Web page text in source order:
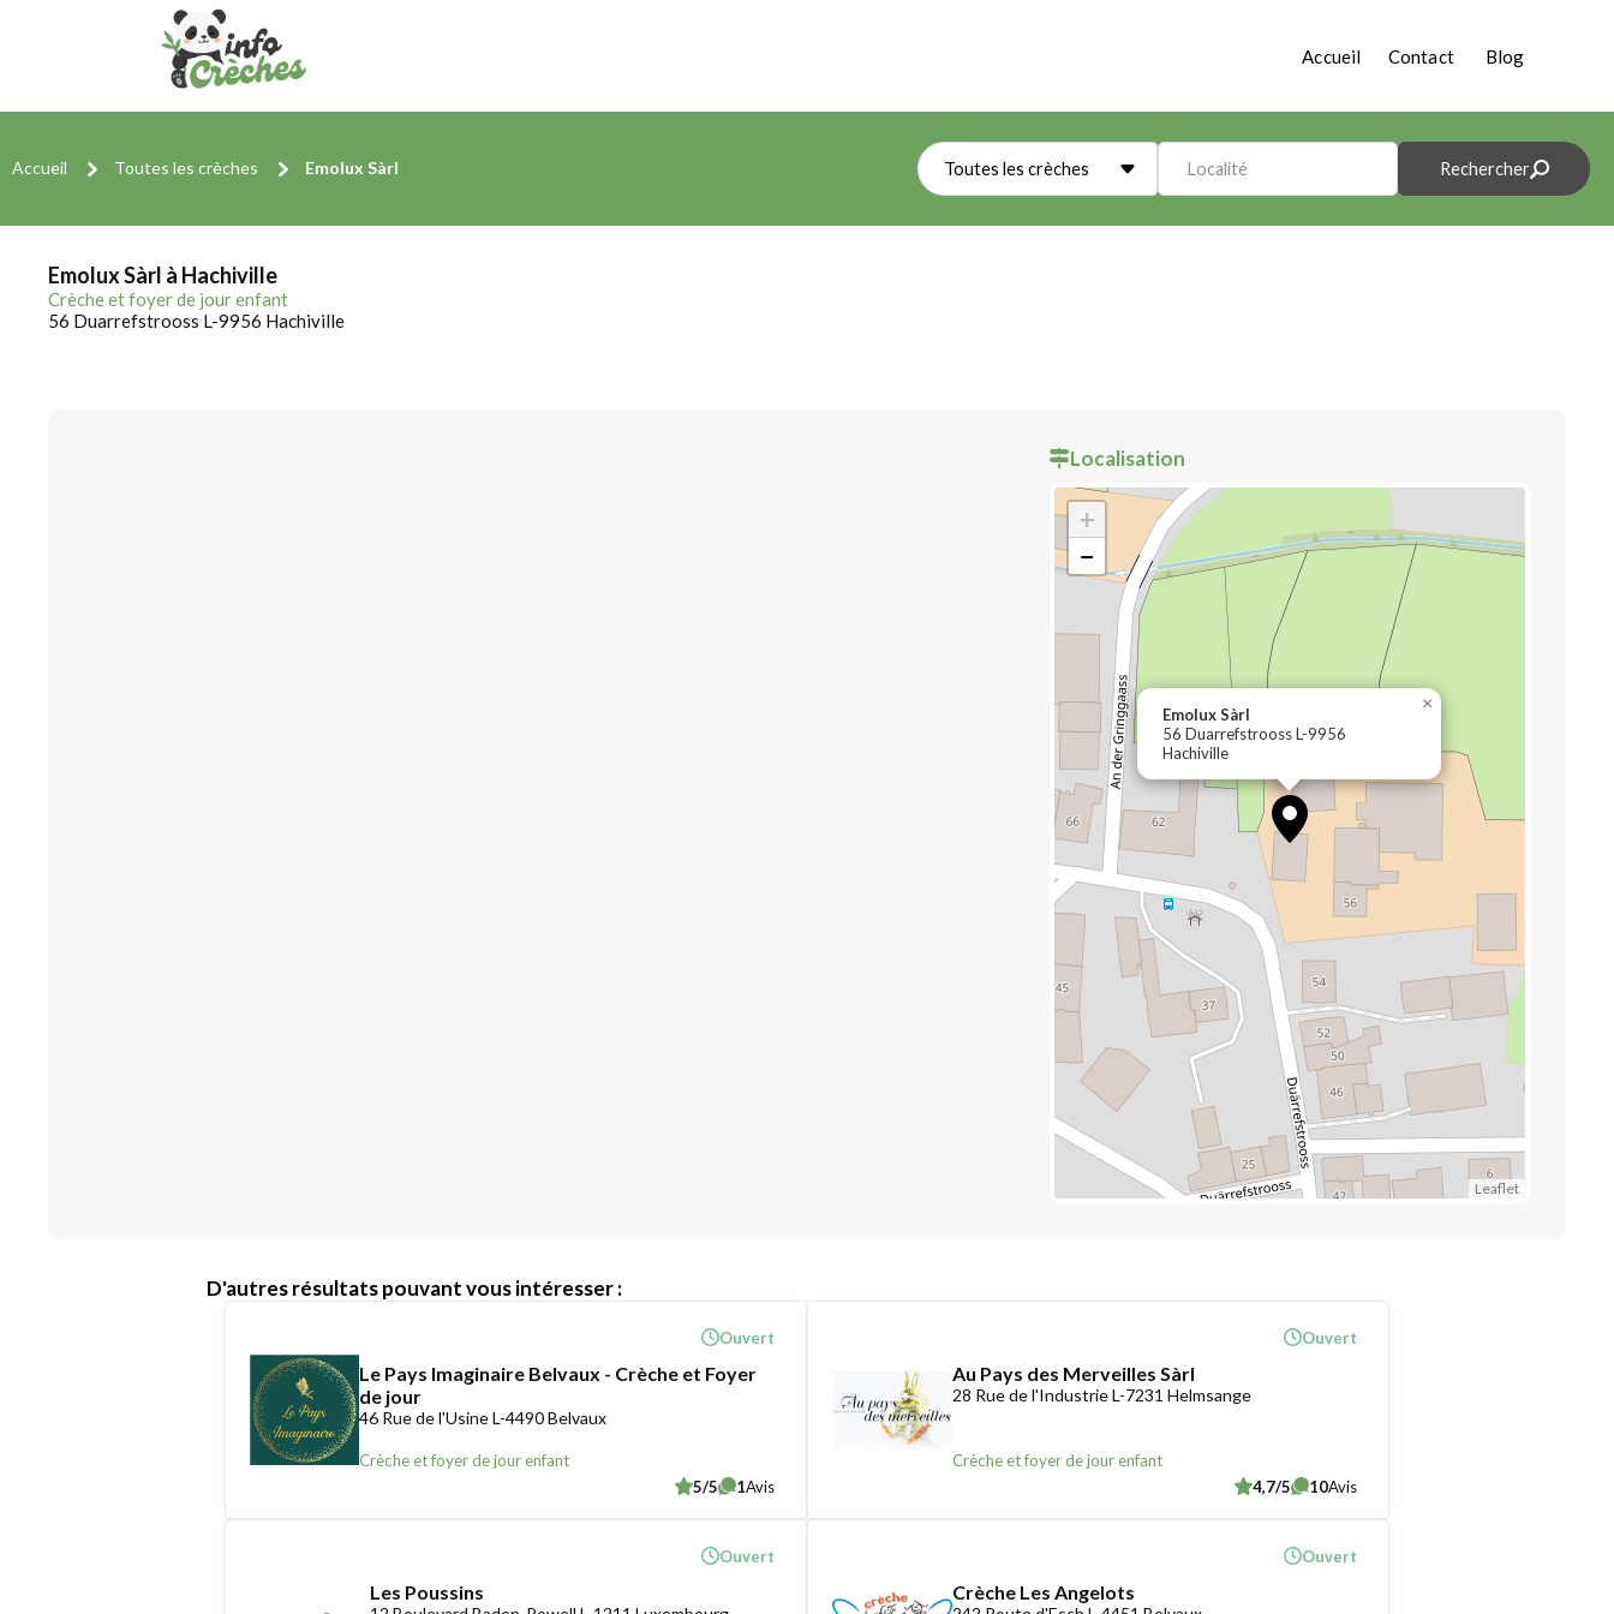
Accueil Contact Blog
Accueil Toutes les crèches Emolux Sàrl Toutes les crèches Localité Rechercher
Emolux Sàrl à Hachiville
Crèche et foyer de jour enfant
56 Duarrefstrooss L-9956 Hachiville
Localisation
Emolux Sàrl
56 Duarrefstrooss L-9956
Hachiville
×
+
−
Leaflet
D'autres résultats pouvant vous intéresser :
Le Pays Imaginaire Belvaux - Crèche et Foyer
de jour
46 Rue de l'Usine L-4490 Belvaux
Crèche et foyer de jour enfant
Ouvert
5/5 1Avis
Au Pays des Merveilles Sàrl
28 Rue de l'Industrie L-7231 Helmsange
Crèche et foyer de jour enfant
Ouvert
4,7/5 10Avis
Les Poussins
Ouvert
Crèche Les Angelots
Ouvert